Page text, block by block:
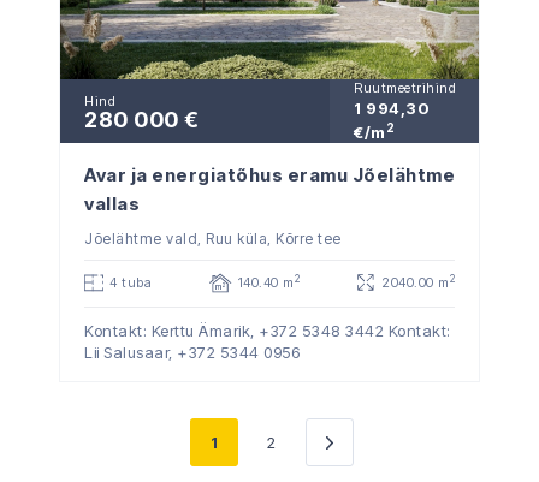
Hind
280 000 €
Ruutmeetrihind
1 994,30
€/m 2
Avar ja energiatõhus eramu Jõelähtme
vallas
Jõelähtme vald, Ruu küla, Kõrre tee
4 tuba 140.40 m 2 2040.00 m 2
Kontakt: Kerttu Ämarik, +372 5348 3442 Kontakt:
Lii Salusaar, +372 5344 0956
1 2 Järgmine